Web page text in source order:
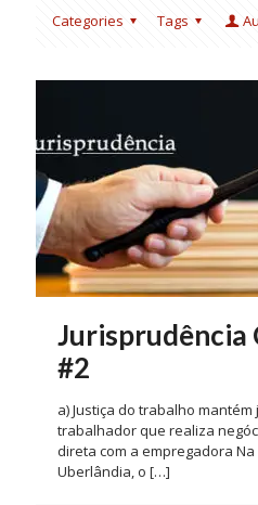
Categories Tags
Jurisprudência
#2
a) Justiça do trabalho
trabalhador que realiza
direta com a empregadora
Uberlândia, o […]